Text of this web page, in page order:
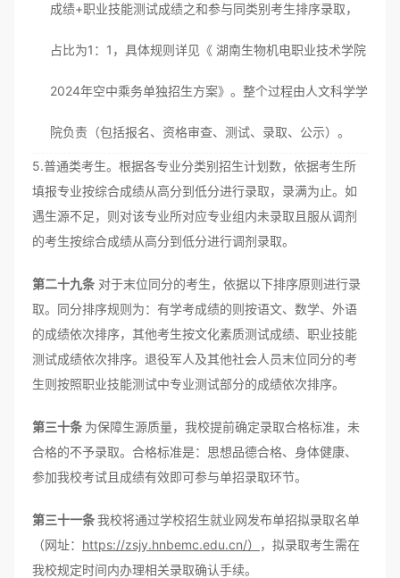
成绩+职业技能测试成绩之和参与同类别考生排序录取，
占比为1：1，具体规则详见《 湖南生物机电职业技术学院
2024年空中乘务单独招生方案》。整个过程由人文科学学
院负责（包括报名、资格审查、测试、录取、公示）。
5.普通类考生。根据各专业分类别招生计划数，依据考生所
填报专业按综合成绩从高分到低分进行录取，录满为止。如
遇生源不足，则对该专业所对应专业组内未录取且服从调剂
的考生按综合成绩从高分到低分进行调剂录取。
第二十九条 对于末位同分的考生，依据以下排序原则进行录
取。同分排序规则为：有学考成绩的则按语文、数学、外语
的成绩依次排序，其他考生按文化素质测试成绩、职业技能
测试成绩依次排序。退役军人及其他社会人员末位同分的考
生则按照职业技能测试中专业测试部分的成绩依次排序。
第三十条 为保障生源质量，我校提前确定录取合格标准，未
合格的不予录取。合格标准是：思想品德合格、身体健康、
参加我校考试且成绩有效即可参与单招录取环节。
第三十一条我校将通过学校招生就业网发布单招拟录取名单
（网址： https://zsjy.hnbemc.edu.cn/）
，拟录取考生需在
我校规定时间内办理相关录取确认手续。